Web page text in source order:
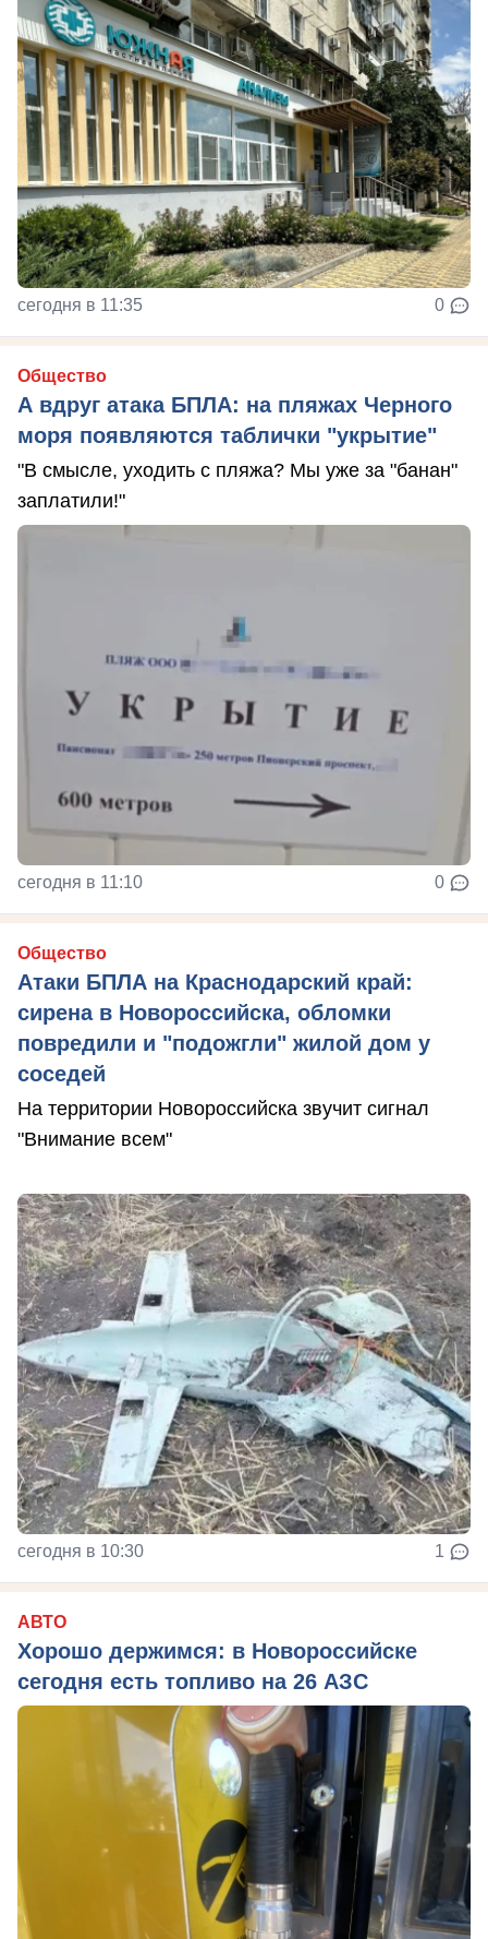
сегодня в 11:35 0
Общество
А вдруг атака БПЛА: на пляжах Черного
моря появляются таблички "укрытие"
"В смысле, уходить с пляжа? Мы уже за "банан"
заплатили!"
сегодня в 11:10 0
Общество
Атаки БПЛА на Краснодарский край:
сирена в Новороссийска, обломки
повредили и "подожгли" жилой дом у
соседей
На территории Новороссийска звучит сигнал
"Внимание всем"
сегодня в 10:30 1
АВТО
Хорошо держимся: в Новороссийске
сегодня есть топливо на 26 АЗС